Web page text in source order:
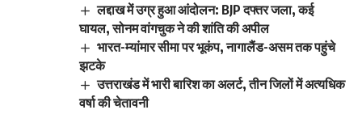
लद्दाख में उग्र हुआ आंदोलन: BJP दफ्तर जला, कई
घायल, सोनम वांगचुक ने की शांति की अपील
भारत-म्यांमार सीमा पर भूकंप, नागालैंड-असम तक पहुंचे
झटके
उत्तराखंड में भारी बारिश का अलर्ट, तीन जिलों में अत्यधिक
वर्षा की चेतावनी